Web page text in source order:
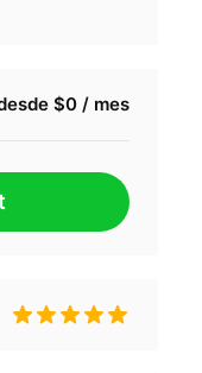
$0 / mes